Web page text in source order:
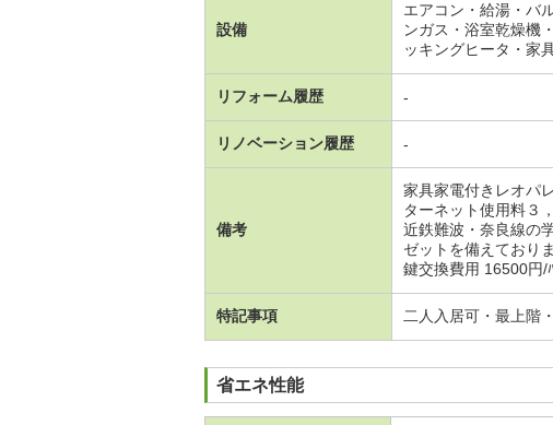
設備
エアコン・給湯・バ
ンガス・浴室乾燥機
ッキングヒータ・家
リフォーム履歴 -
リノベーション履歴 -
備考
家具家電付きレオパ
ターネット使用料３
近鉄難波・奈良線の
ゼットを備えており
鍵交換費用 16500円/
特記事項 二人入居可・最上階
省エネ性能